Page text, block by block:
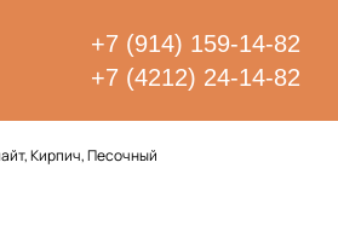
+7 (914) 159-14-82
+7 (4212) 24-14-82
Кирпич, Песочный